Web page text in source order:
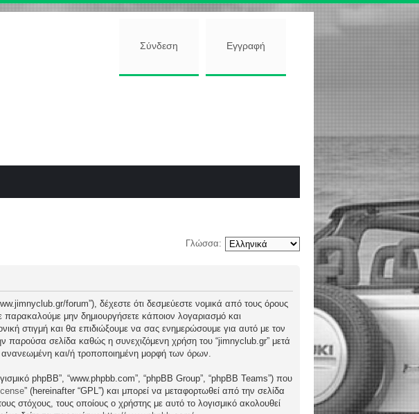
Σύνδεση Εγγραφή
Γλώσσα:
forum”), δέχεστε ότι δεσμεύεστε νομικά από τους όρους
μην δημιουργήσετε κάποιον λογαριασμό και
στιγμή και θα επιδιώξουμε να σας ενημερώσουμε για αυτό με τον
παρούσα σελίδα καθώς η συνεχιζόμενη χρήση του “jimnyclub.gr” μετά
ανανεωμένη και/ή τροποποιημένη μορφή των όρων.
phpBB”, “www.phpbb.com”, “phpBB Group”, “phpBB Teams”) που
” (hereinafter “GPL”) και μπορεί να μεταφορτωθεί από την σελίδα
στόχους, τους οποίους ο χρήστης με αυτό το λογισμικό ακολουθεί